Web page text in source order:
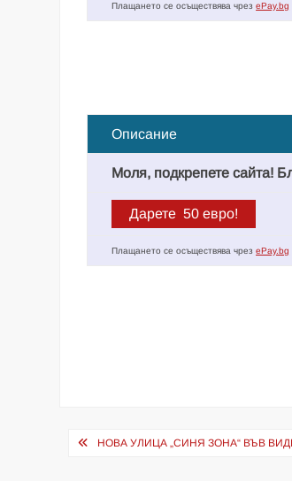
Плащането се осъществява чрезePay.bg
Описание
Моля, подкрепете сайта!
Плащането се осъществява чрезePay.bg
Навигация
НОВА УЛИЦА „СИНЯ ЗОНА“ ВЪВ